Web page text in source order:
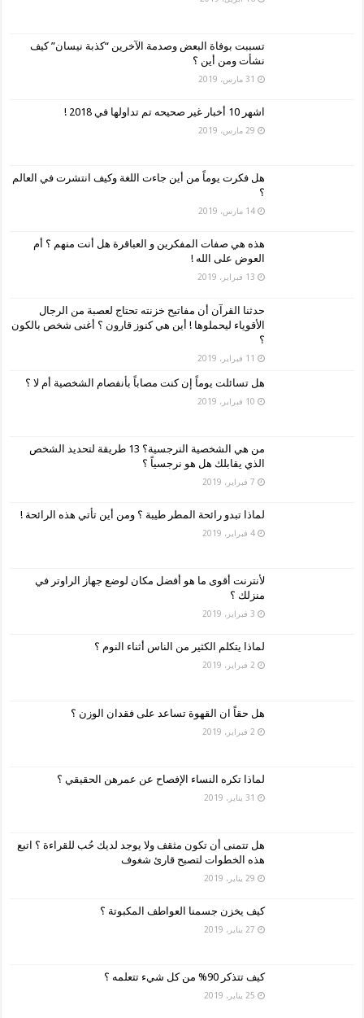
تسببت بوفاة البعض وصدمة الآخرين “كذبة نيسان” كيف
نشأت ومن أين ؟
31 مارس، 2019
اشهر 10 أخبار غير صحيحه تم تداولها في 2018 !
29 مارس، 2019
هل فكرت يوماً من أين جاءت اللغة وكيف انتشرت في العالم
؟
14 مارس، 2019
هذه هي صفات المفكرين و العباقرة هل أنت منهم ؟ أم
العوض على الله !
13 فبراير، 2019
حدثنا القرآن أن مفاتيح خزنته تحتاج لعصبة من الرجال
الأقوياء ليحملوها ! أين هي كنوز قارون ؟ أغنى شخص بالكون
؟
11 فبراير، 2019
هل تسائلت يوماً إن كنت مصاباً بأنفصام الشخصية أم لا ؟
10 فبراير، 2019
من هي الشخصية النرجسية؟ 13 طريقة لتحديد الشخص
الذي يقابلك هل هو نرجسياً ؟
7 فبراير، 2019
لماذا تبدو رائحة المطر طيبة ؟ ومن أين تأتي هذه الرائحة !
4 فبراير، 2019
لأنترنت أقوى ما هو أفضل مكان لوضع جهاز الراوتر في
منزلك ؟
3 فبراير، 2019
لماذا يتكلم الكثير من الناس أثناء النوم ؟
2 فبراير، 2019
هل حقاً ان القهوة تساعد على فقدان الوزن ؟
2 فبراير، 2019
لماذا تكره النساء الإفصاح عن عمرهن الحقيقي ؟
31 يناير، 2019
هل تتمنى أن تكون مثقف ولا يوجد لديك حُب للقراءة ؟ اتبع
هذه الخطوات لتصبح قارئ شغوف
29 يناير، 2019
كيف يخزن جسمنا العواطف المكبوتة ؟
27 يناير، 2019
كيف تتذكر 90% من كل شيء تتعلمه ؟
25 يناير، 2019